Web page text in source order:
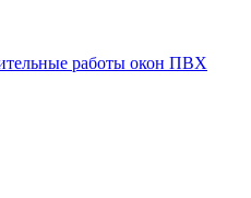
работы окон ПВХ